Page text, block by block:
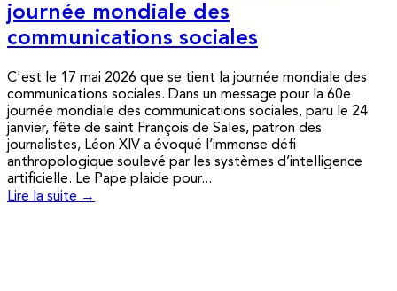
journée mondiale des
communications sociales
C'est le 17 mai 2026 que se tient la journée mondiale des
communications sociales. Dans un message pour la 60e
journée mondiale des communications sociales, paru le 24
janvier, fête de saint François de Sales, patron des
journalistes, Léon XIV a évoqué l’immense défi
anthropologique soulevé par les systèmes d’intelligence
artificielle. Le Pape plaide pour...
Lire la suite →